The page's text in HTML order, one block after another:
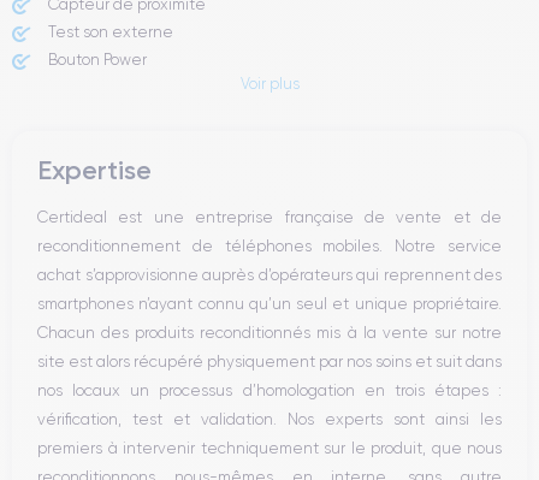
Capteur de proximité
Test son externe
Bouton Power
Haut parleur
Bouton Home
Bluetooth
WiFi
Réseau
Vibreur
Prise USB
Voir plus
Expertise
Certideal est une entreprise française de vente et de
reconditionnement de téléphones mobiles. Notre service
achat s’approvisionne auprès d’opérateurs qui reprennent des
smartphones n’ayant connu qu’un seul et unique propriétaire.
Chacun des produits reconditionnés mis à la vente sur notre
site est alors récupéré physiquement par nos soins et suit dans
nos locaux un processus d’homologation en trois étapes :
vérification, test et validation. Nos experts sont ainsi les
premiers à intervenir techniquement sur le produit, que nous